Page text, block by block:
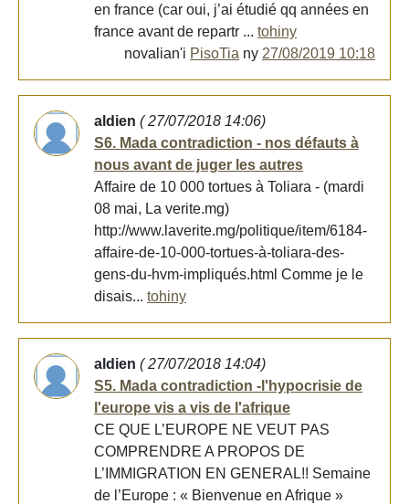
en france (car oui, j’ai étudié qq années en
france avant de repartr ... tohiny
novalian'i PisoTia ny 27/08/2019 10:18
aldien ( 27/07/2018 14:06)
S6. Mada contradiction - nos défauts à
nous avant de juger les autres
Affaire de 10 000 tortues à Toliara - (mardi
08 mai, La verite.mg)
http://www.laverite.mg/politique/item/6184-
affaire-de-10-000-tortues-à-toliara-des-
gens-du-hvm-impliqués.html Comme je le
disais... tohiny
aldien ( 27/07/2018 14:04)
S5. Mada contradiction -l'hypocrisie de
l'europe vis a vis de l'afrique
CE QUE L’EUROPE NE VEUT PAS
COMPRENDRE A PROPOS DE
L’IMMIGRATION EN GENERAL!! Semaine
de l’Europe : « Bienvenue en Afrique »